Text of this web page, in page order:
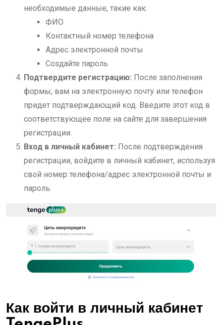
необходимые данные, такие как:
ФИО
Контактный номер телефона
Адрес электронной почты
Создайте пароль
Подтвердите регистрацию: После заполнения
формы, вам на электронную почту или телефон
придет подтверждающий код. Введите этот код в
соответствующее поле на сайте для завершения
регистрации.
Вход в личный кабинет: После подтверждения
регистрации, войдите в личный кабинет, используя
свой номер телефона/адрес электронной почты и
пароль.
Как войти в личный кабинет